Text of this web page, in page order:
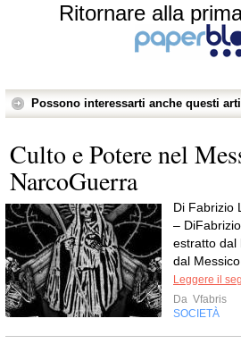
Ritornare alla
Possono interessarti anche questi
Culto e Potere nel
NarcoGuerra
Di Fabrizio
–
estratto dal
dal
Leggere il
Da Vfabris
SOCIETÀ